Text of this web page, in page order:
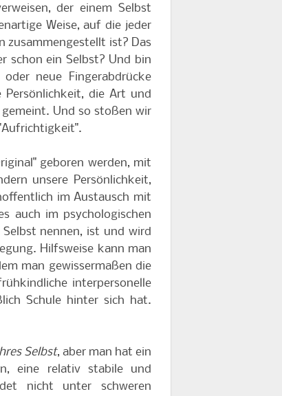
der einem Selbst
Weise, auf die jeder
zusammengestellt ist? Das
schon ein Selbst? Und bin
neue Fingerabdrücke
die Art und
Und so stoßen wir
geboren werden, mit
unsere Persönlichkeit,
im Austausch mit
auch im psychologischen
nennen, ist und wird
Hilfsweise kann man
man gewissermaßen die
interpersonelle
Schule hinter sich hat.
Selbst, aber man hat ein
eine relativ stabile und
nicht unter schweren